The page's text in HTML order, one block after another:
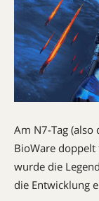
Am N7-Tag
BioWare
wurde die
die Entwicklung